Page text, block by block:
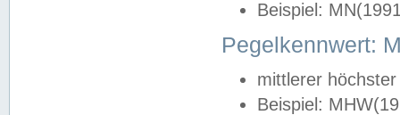
Beispiel:
Pegelkennwert:
mittlerer
Beispiel: